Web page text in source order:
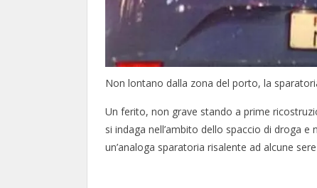
Non lontano dalla zona del porto, la
Un ferito, non grave stando a prime
si indaga nell’ambito dello spaccio di droga
un’analoga sparatoria risalente ad alcune